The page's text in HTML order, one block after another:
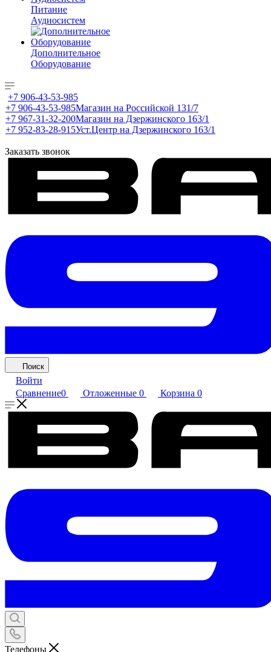
Питание
Аудиосистем
Дополнительное
Оборудование
+7 906-43-53-985
+7 906-43-53-985Магазин на Российской 131/7
+7 967-31-32-200Магазин на Дзержинского 163/1
+7 952-83-28-915Уст.Центр на Дзержинского 163/1
Заказать звонок
Поиск
Войти
Сравнение0 Отложенные 0 Корзина 0
Телефоны